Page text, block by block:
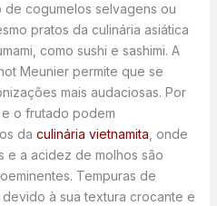
de cogumelos selvagens ou
pratos da culinária asiática
como sushi e sashimi. A
Meunier permite que se
mais audaciosas. Por
o frutado podem
da culinária vietnamita , onde
e a acidez de molhos são
Tempuras de
à sua textura crocante e